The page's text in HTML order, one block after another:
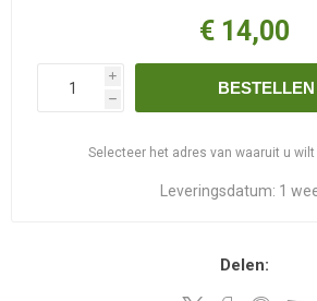
€ 14,00
i
h
BESTELLEN
Selecteer het adres van waaruit u
Leveringsdatum: 1
Delen: